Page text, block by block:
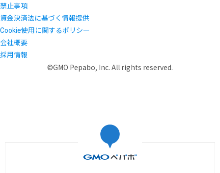
禁止事項
資金決済法に基づく情報提供
Cookie使用に関するポリシー
会社概要
採用情報
©GMO Pepabo, Inc. All rights reserved.